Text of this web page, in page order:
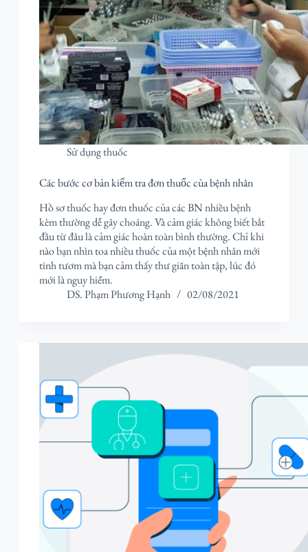
Sử dụng thuốc
Các bước cơ bản kiểm tra đơn thuốc của bệnh nhân
Hồ sơ thuốc hay đơn thuốc của các BN nhiều bệnh
kèm thường dễ gây choáng. Và cảm giác không biết bắt
đầu từ đâu là cảm giác hoàn toàn bình thường. Chỉ khi
nào bạn nhìn toa nhiều thuốc của một bệnh nhân mới
tinh tươm mà bạn cảm thấy thư giãn toàn tập, lúc đó
mới là nguy hiểm.
DS. Phạm Phương Hạnh
02/08/2021